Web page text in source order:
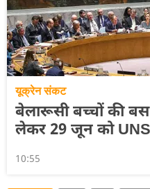
यूक्रेन संकट
बेलारूसी बच्चों की
लेकर 29 जून को
10:55